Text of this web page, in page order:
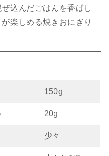
込んだごはんを香ばし
楽しめる焼きおにぎり
150g
20g
少々